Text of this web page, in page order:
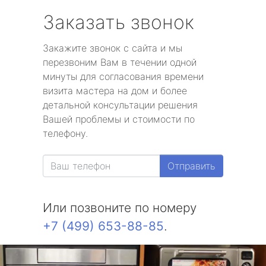
Заказать звонок
Закажите звонок с сайта и мы
перезвоним Вам в течении одной
минуты для согласования времени
визита мастера на дом и более
детальной консультации решения
Вашей проблемы и стоимости по
телефону.
Отправить
Или позвоните по номеру
+7 (499) 653-88-85.